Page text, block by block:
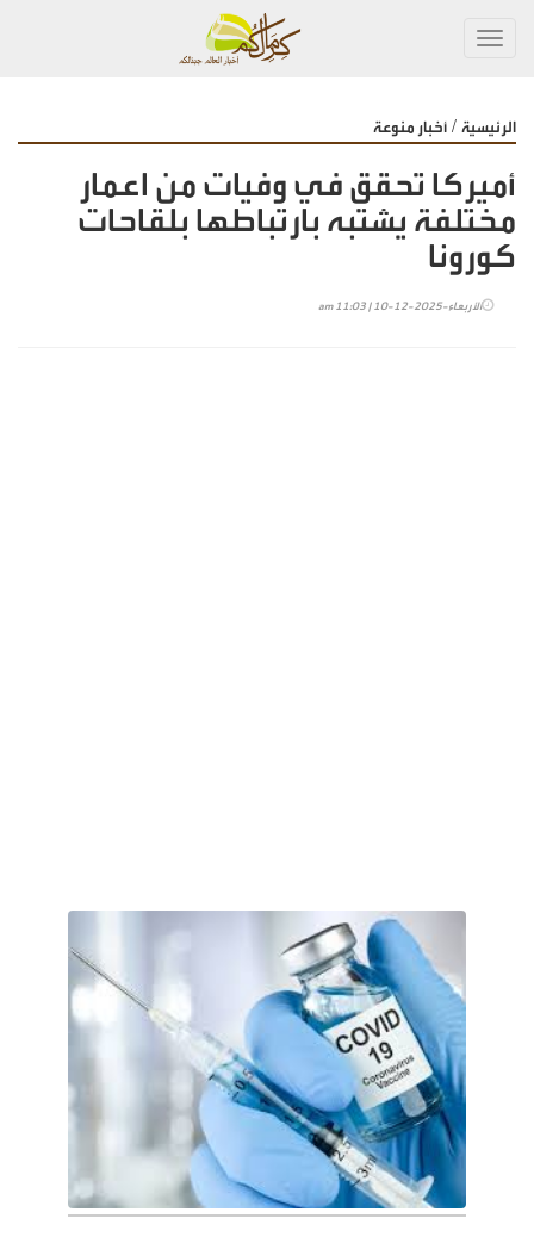
الرئيسية / أخبار منوعة
أميركا تحقق في وفيات من اعمار
مختلفة يشتبه بارتباطها بلقاحات
كورونا
الأربعاء-2025-12-10 | 11:03 am